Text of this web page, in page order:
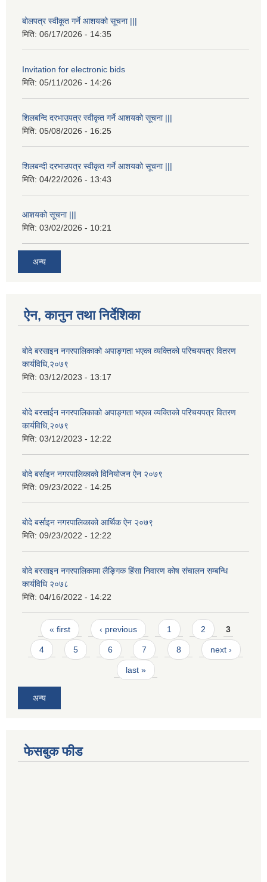
बोलपत्र स्वीकूत गर्ने आशयको सूचना |||
मिति: 06/17/2026 - 14:35
Invitation for electronic bids
मिति: 05/11/2026 - 14:26
शिलबन्दि दरभाउपत्र स्वीकृत गर्ने आशयको सूचना |||
मिति: 05/08/2026 - 16:25
शिलबन्दी दरभाउपत्र स्वीकृत गर्ने आशयको सूचना |||
मिति: 04/22/2026 - 13:43
आशयको सूचना |||
मिति: 03/02/2026 - 10:21
अन्य
ऐन, कानुन तथा निर्देशिका
बोदे बरसाइन नगरपालिकाको अपाङ्गता भएका व्यक्तिको परिचयपत्र वितरण
कार्यविधि,२०७९
मिति: 03/12/2023 - 13:17
बोदे बरसाईन नगरपालिकाको अपाङ्गता भएका व्यक्तिको परिचयपत्र वितरण
कार्यविधि,२०७९
मिति: 03/12/2023 - 12:22
बाेदे बर्साइन नगरपालिकाको विनियोजन ऐन २०७९
मिति: 09/23/2022 - 14:25
बाेदे बर्साइन नगरपालिकाको आर्थिक ऐन २०७९
मिति: 09/23/2022 - 12:22
बोदे बरसाइन नगरपालिकामा लैङ्गिक हिंसा निवारण कोष संचालन सम्बन्धि
कार्यविधि २०७८
मिति: 04/16/2022 - 14:22
Pages
« first ‹ previous 1 2 3
4 5 6 7 8 next ›
last »
अन्य
फेसबुक फीड